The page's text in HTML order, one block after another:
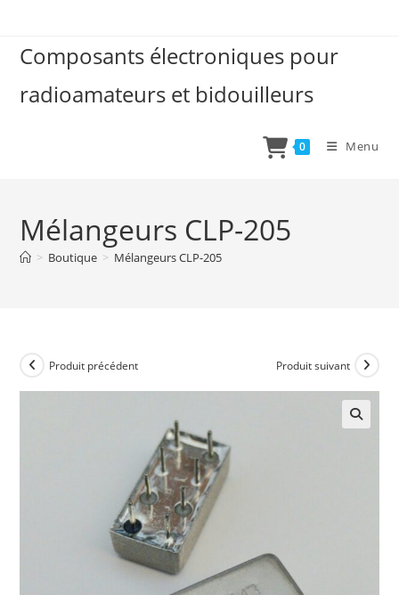
contentComposants électroniques pour
radioamateurs et bidouilleurs
0 Menu
Mélangeurs CLP-205
> Boutique > Mélangeurs CLP-205
Produit précédent Produit suivant